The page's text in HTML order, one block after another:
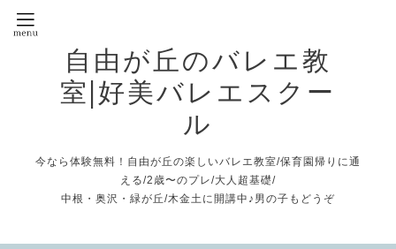
自由が丘のバレエ教
室|好美バレエスクー
ル
今なら体験無料！自由が丘の楽しいバレエ教室/保育園帰りに通
える/2歳〜のプレ/大人超基礎/
中根・奥沢・緑が丘/木金土に開講中♪男の子もどうぞ